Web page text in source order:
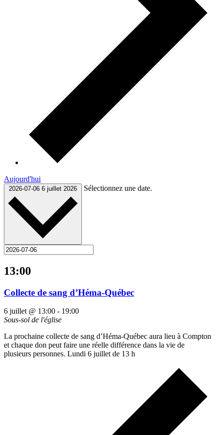
Aujourd'hui
2026-07-06 6 juillet 2026 Sélectionnez une date.
13:00
Collecte de sang d’Héma-Québec
6 juillet @ 13:00 - 19:00
Sous-sol de l'église
La prochaine collecte de sang d’Héma-Québec aura lieu à Compton
et chaque don peut faire une réelle différence dans la vie de
plusieurs personnes. Lundi 6 juillet de 13 h